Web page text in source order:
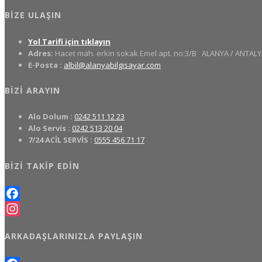
BIZE ULAŞIN
Yol Tarifi için tıklayın
Adres: Hacet mah. erkin sokak Emel apt. no:3/B ALANYA /
E-Posta : albil@alanyabilgisayar.com
BIZI ARAYIN
Alo Dolum : 0242 511 12 23
Alo Servis : 0242 513 20 04
7/24 ACİL SERVİS : 0555 456 71 17
BIZI TAKIP EDIN
Facebook
ARKADAŞLARINIZLA PAYLAŞIN